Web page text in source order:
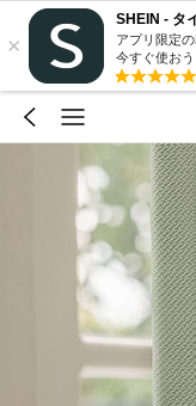
×
SHEIN - タ
アプリ限定
今すぐ使おう